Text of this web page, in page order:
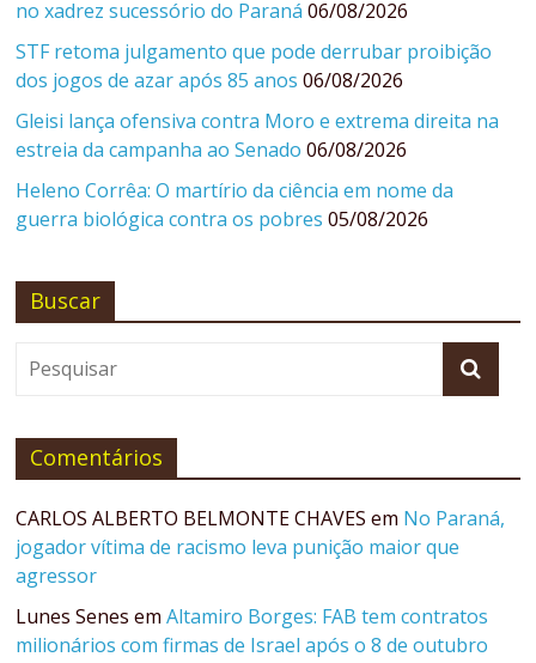
no xadrez sucessório do Paraná 06/08/2026
STF retoma julgamento que pode derrubar proibição
dos jogos de azar após 85 anos 06/08/2026
Gleisi lança ofensiva contra Moro e extrema direita na
estreia da campanha ao Senado 06/08/2026
Heleno Corrêa: O martírio da ciência em nome da
guerra biológica contra os pobres 05/08/2026
Buscar
Comentários
CARLOS ALBERTO BELMONTE CHAVES em No Paraná,
jogador vítima de racismo leva punição maior que
agressor
Lunes Senes emAltamiro Borges: FAB tem contratos
milionários com firmas de Israel após o 8 de outubro